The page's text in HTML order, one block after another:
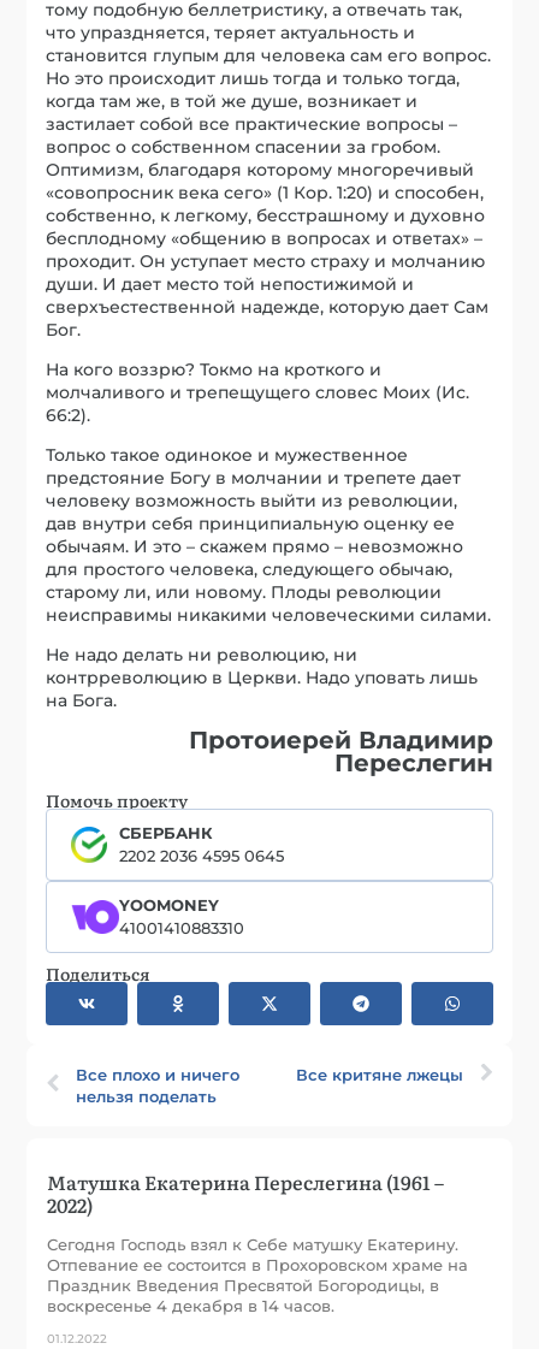
тому подобную беллетристику, а отвечать так,
что упраздняется, теряет актуальность и
становится глупым для человека сам его вопрос.
Но это происходит лишь тогда и только тогда,
когда там же, в той же душе, возникает и
застилает собой все практические вопросы –
вопрос о собственном спасении за гробом.
Оптимизм, благодаря которому многоречивый
«совопросник века сего» (1 Кор. 1:20) и способен,
собственно, к легкому, бесстрашному и духовно
бесплодному «общению в вопросах и ответах» –
проходит. Он уступает место страху и молчанию
души. И дает место той непостижимой и
сверхъестественной надежде, которую дает Сам
Бог.
На кого воззрю? Токмо на кроткого и
молчаливого и трепещущего словес Моих (Ис.
66:2).
Только такое одинокое и мужественное
предстояние Богу в молчании и трепете дает
человеку возможность выйти из революции,
дав внутри себя принципиальную оценку ее
обычаям. И это – скажем прямо – невозможно
для простого человека, следующего обычаю,
старому ли, или новому. Плоды революции
неисправимы никакими человеческими силами.
Не надо делать ни революцию, ни
контрреволюцию в Церкви. Надо уповать лишь
на Бога.
Протоиерей Владимир
Переслегин
Помочь проекту
СБЕРБАНК
2202 2036 4595 0645
YOOMONEY
41001410883310
Поделиться
Все плохо и ничего
нельзя поделать
Все критяне лжецы
Матушка Екатерина Переслегина (1961 –
2022)
Сегодня Господь взял к Себе матушку Екатерину.
Отпевание ее состоится в Прохоровском храме на
Праздник Введения Пресвятой Богородицы, в
воскресенье 4 декабря в 14 часов.
01.12.2022